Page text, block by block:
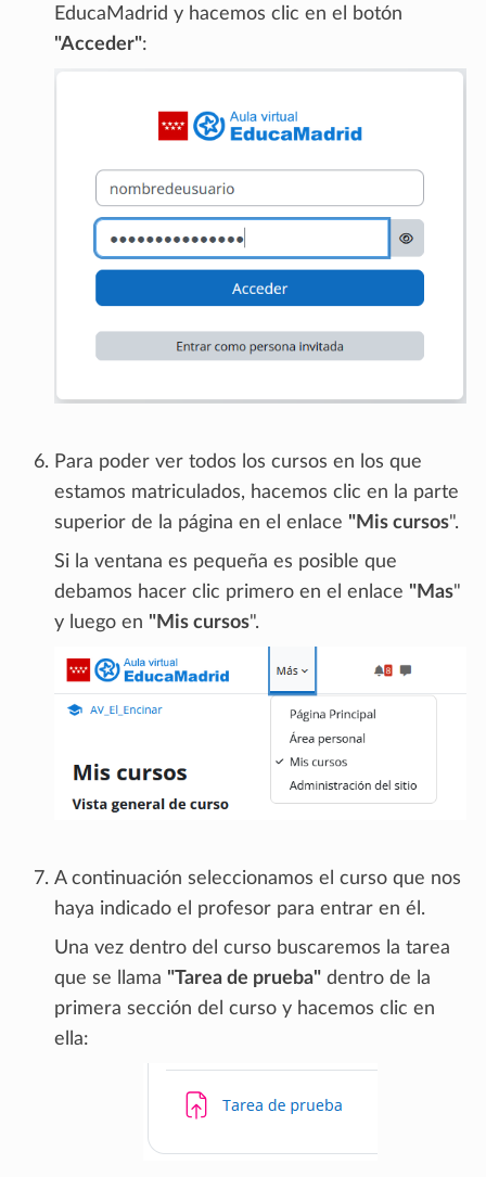
EducaMadrid y hacemos clic en el botón
"Acceder":
Para poder ver todos los cursos en los que
estamos matriculados, hacemos clic en la parte
superior de la página en el enlace "Mis cursos".
Si la ventana es pequeña es posible que
debamos hacer clic primero en el enlace "Mas"
y luego en "Mis cursos".
A continuación seleccionamos el curso que nos
haya indicado el profesor para entrar en él.
Una vez dentro del curso buscaremos la tarea
que se llama "Tarea de prueba" dentro de la
primera sección del curso y hacemos clic en
ella: